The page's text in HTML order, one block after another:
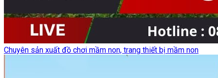
Chuyên sản xuất đồ chơi mầm non, trang thiết bị mầm non